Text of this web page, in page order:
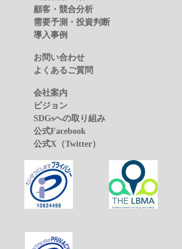
顧客・競合分析
需要予測・投資判断
導入事例
お問い合わせ
よくあるご質問
会社案内
ビジョン
SDGsへの取り組み
公式Facebook
公式X（Twitter）